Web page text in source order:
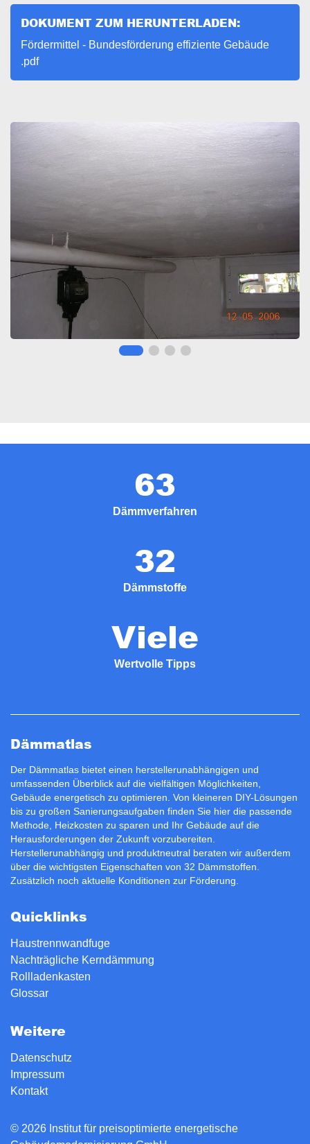
DOKUMENT ZUM HERUNTERLADEN:
Document
Fördermittel - Bundesförderung effiziente Gebäude
.pdf
63
Dämmverfahren
32
Dämmstoffe
Viele
Wertvolle Tipps
Dämmatlas
Der Dämmatlas bietet einen herstellerunabhängigen und
umfassenden Überblick auf die vielfältigen Möglichkeiten,
Gebäude energetisch zu optimieren. Von kleineren DIY-Lösungen
bis zu großen Sanierungsaufgaben finden Sie hier die passende
Methode, Heizkosten zu sparen und Ihr Gebäude auf die
Herausforderungen der Zukunft vorzubereiten.
Herstellerunabhängig und produktneutral beraten wir außerdem
über die wichtigsten Eigenschaften von 32 Dämmstoffen.
Zusätzlich noch aktuelle Konditionen zur Förderung
Quicklinks
Haustrennwandfuge
Nachträgliche Kerndämmung
Rollladenkasten
Glossar
Weitere
Datenschutz
Impressum
Kontakt
© 2026 Institut für preisoptimierte energetische